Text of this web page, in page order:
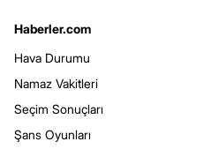
Haberler.com
Hava Durumu
Namaz Vakitleri
Seçim Sonuçları
Şans Oyunları